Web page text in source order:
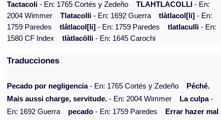
Tactacoli - En: 1765 Cortés y Zedeño TLAHTLACOLLI - En:
2004 Wimmer
Tlatacolli - En: 1692 Guerra tlàtlacol[li] - En:
1759 Paredes
tlâtlacol[li] - En: 1759 Paredes tlatlaculli - En:
1580 CF Index
tlàtlacölli - En: 1645 Carochi
Traducciones
Pecado por negligencia- En: 1765 Cortés y Zedeño
Péché.
Mais aussi charge, servitude. - En: 2004 Wimmer La culpa-
En: 1692 Guerra
pecado - En: 1759 Paredes Errar hazer mal